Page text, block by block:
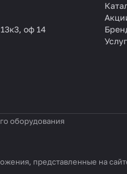
оф 14
оборудования
представленные на